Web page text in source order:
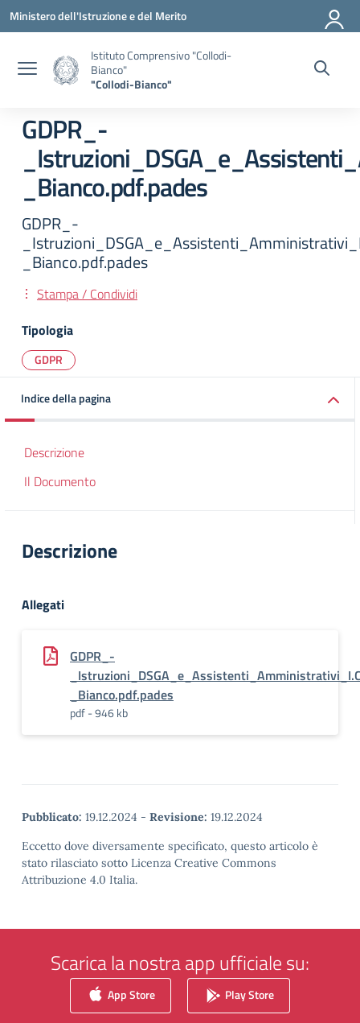
Vai ai contenuti
Vai al menu di navigazione
Vai al footer
Ministero dell'Istruzione e del Merito
Istituto Comprensivo "Collodi-
Bianco"
"Collodi-Bianco"
GDPR_-
_Bianco.pdf.pades
GDPR_-
_Bianco.pdf.pades
Stampa / Condividi
Tipologia
GDPR
Indice della pagina
Descrizione
Il Documento
Descrizione
Allegati
GDPR_-
_Bianco.pdf.pades
pdf - 946 kb
Pubblicato: 19.12.2024 - Revisione: 19.12.2024
Eccetto dove diversamente specificato, questo articolo è
stato rilasciato sotto Licenza Creative Commons
Attribuzione 4.0 Italia.
Scarica la nostra app ufficiale su:
App Store Play Store